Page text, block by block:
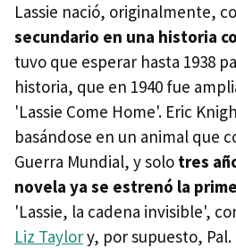
Lassie nació, originalmente,
secundario en una historia
tuvo que esperar hasta 1938
historia, que en 1940 fue
'Lassie Come Home'. Eric
basándose en un animal que
Guerra Mundial, y solo tres
novela ya se estrenó la
'Lassie, la cadena invisible',
Liz Taylory, por supuesto, Pal.